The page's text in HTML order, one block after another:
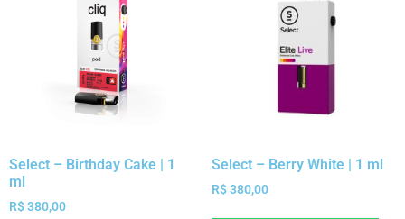
Select – Birthday Cake | 1
ml
R$380,00
Select – Berry White | 1 ml
R$380,00